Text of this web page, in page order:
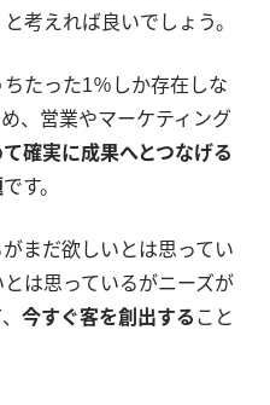
考えれば良いでしょう。
たった1％しか存在しな
、営業やマーケティング
確実に成果へとつなげる
です。
まだ欲しいとは思ってい
は思っているがニーズが
今すぐ客を創出する こと